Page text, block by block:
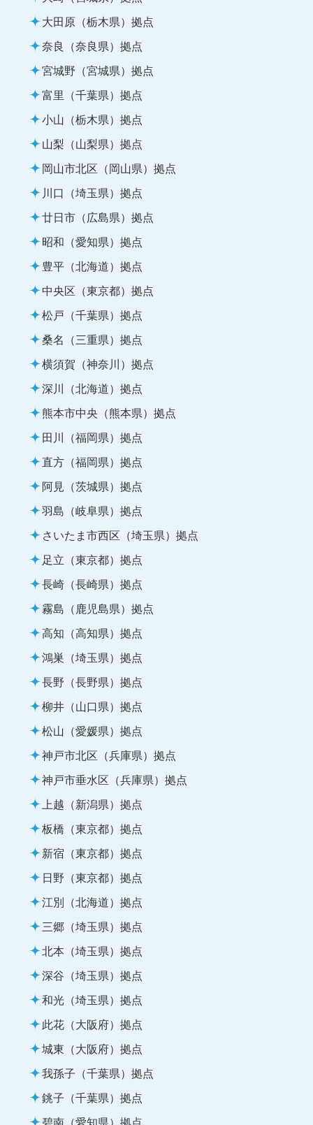
大田原（栃木県）拠点
奈良（奈良県）拠点
宮城野（宮城県）拠点
富里（千葉県）拠点
小山（栃木県）拠点
山梨（山梨県）拠点
岡山市北区（岡山県）拠点
川口（埼玉県）拠点
廿日市（広島県）拠点
昭和（愛知県）拠点
豊平（北海道）拠点
中央区（東京都）拠点
松戸（千葉県）拠点
桑名（三重県）拠点
横須賀（神奈川）拠点
深川（北海道）拠点
熊本市中央（熊本県）拠点
田川（福岡県）拠点
直方（福岡県）拠点
阿見（茨城県）拠点
羽島（岐阜県）拠点
さいたま市西区（埼玉県）拠点
足立（東京都）拠点
長崎（長崎県）拠点
霧島（鹿児島県）拠点
高知（高知県）拠点
鴻巣（埼玉県）拠点
長野（長野県）拠点
柳井（山口県）拠点
松山（愛媛県）拠点
神戸市北区（兵庫県）拠点
神戸市垂水区（兵庫県）拠点
上越（新潟県）拠点
板橋（東京都）拠点
新宿（東京都）拠点
日野（東京都）拠点
江別（北海道）拠点
三郷（埼玉県）拠点
北本（埼玉県）拠点
深谷（埼玉県）拠点
和光（埼玉県）拠点
此花（大阪府）拠点
城東（大阪府）拠点
我孫子（千葉県）拠点
銚子（千葉県）拠点
碧南（愛知県）拠点